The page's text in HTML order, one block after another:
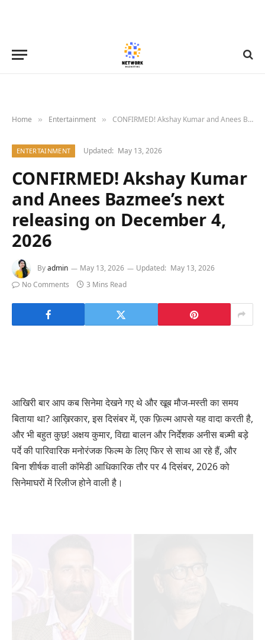
Home » Entertainment » CONFIRMED! Akshay Kumar and Anees Bazmee’s next releasing on December 4, 2026
ENTERTAINMENT Updated: May 13, 2026
CONFIRMED! Akshay Kumar
and Anees Bazmee’s next
releasing on December 4,
2026
Byadmin May 13, 2026 Updated: May 13, 2026
No Comments
3 Mins Read
आखिरी बार आप कब सिनेमा देखने गए थे और खूब मौज-मस्ती का समय
बिताया था? आख़िरकार, इस दिसंबर में, एक फ़िल्म आपसे यह वादा करती है,
और भी बहुत कुछ! अक्षय कुमार, विद्या बालन और निर्देशक अनीस बज़्मी बड़े
पर्दे की पारिवारिक मनोरंजक फिल्म के लिए फिर से साथ आ रहे हैं, और
बिना शीर्षक वाली कॉमेडी आधिकारिक तौर पर 4 दिसंबर, 2026 को
सिनेमाघरों में रिलीज होने वाली है।